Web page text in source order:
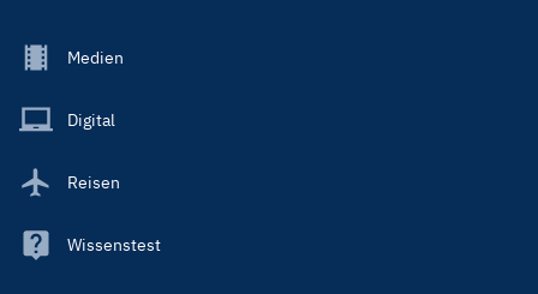
Footer
Main
Medien
Digital
Reisen
Wissenstest